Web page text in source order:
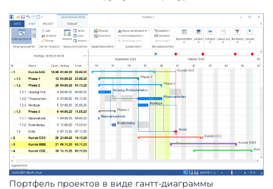
Портфель проектов в виде гантт-диаграммы